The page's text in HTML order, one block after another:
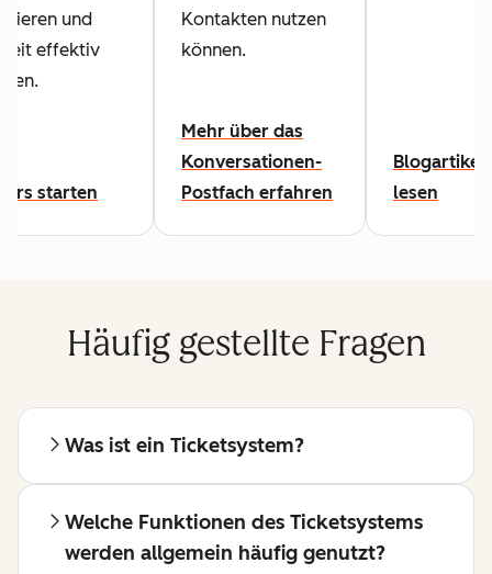
und
effektiv
starten
Kontakten nutzen
können.
Mehr über das
Konversationen-
Postfach erfahren
Blogartikel
lesen
Häufig gestellte Fragen
Was ist ein Ticketsystem?
Welche Funktionen des Ticketsystems
werden allgemein häufig genutzt?